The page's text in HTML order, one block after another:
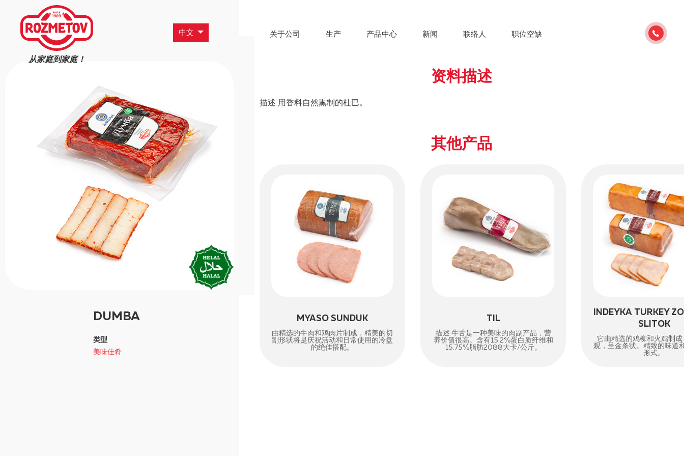
从家庭到家庭！
中文 关于公司 生产 产品中心 新闻 联络人 职位空缺
DUMBA
类型
美味佳肴
资料描述
描述 用香料自然熏制的杜巴。
其他产品
MYASO SUNDUK
由精选的牛肉和鸡肉片制成，精美的切
割形状将是庆祝活动和日常使用的冷盘
的绝佳搭配。
TIL
描述 牛舌是一种美味的肉副产品，营
养价值很高。含有15.2%蛋白质纤维和
15.75%脂肪2088大卡/公斤。
INDEYKA TURKEY
SLITOK
它由精选的鸡柳和火鸡制
观，呈金条状。精致的味道
形式。